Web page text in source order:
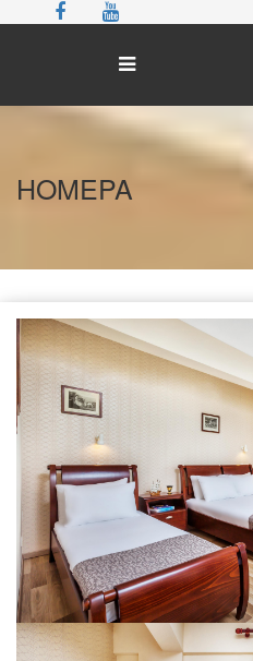
HOMEPA
HOMEPA
КОНТАКТ